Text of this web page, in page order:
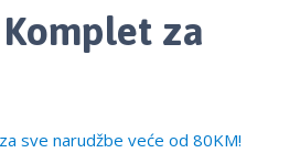
Komplet za
sve narudžbe veće od 80KM!